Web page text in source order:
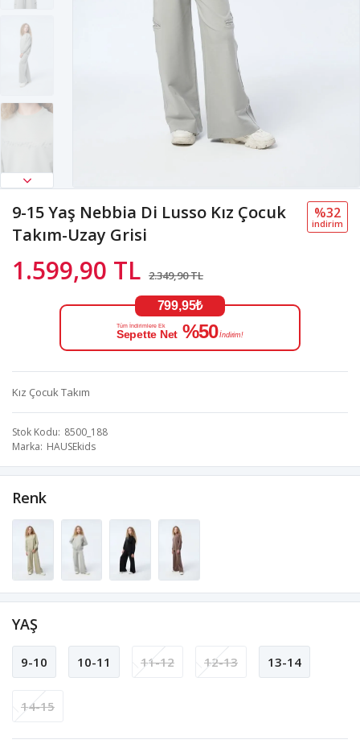
9-15 Yaş Nebbia Di Lusso Kız Çocuk
Takım-Uzay Grisi
1.599,90 TL 2.349,90 TL
%32
i̇ndi̇ri̇m
799,95₺
Tüm İndirimlere Ek
Sepette Net %50 İndirim!
Kız Çocuk Takım
Stok Kodu 8500_188
Marka HAUSEkids
Renk
YAŞ
9-10 10-11 11-12 12-13 13-14
14-15